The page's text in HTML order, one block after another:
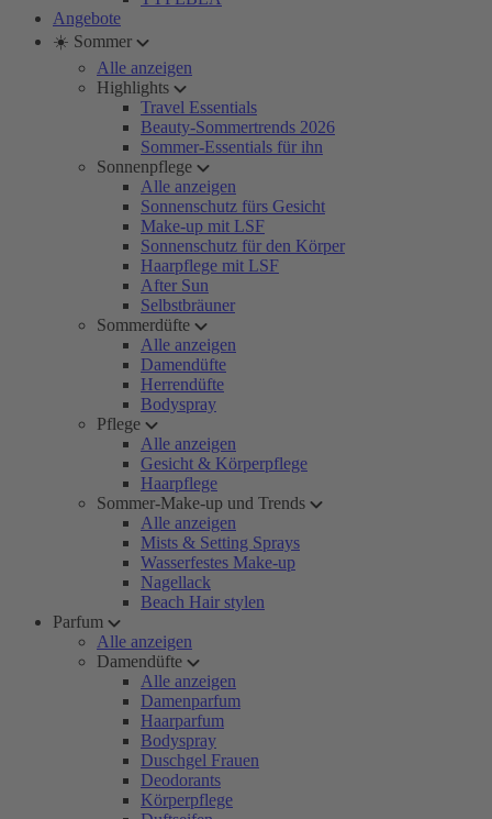
Angebote
☀️ Sommer
Alle anzeigen
Highlights
Travel Essentials
Beauty-Sommertrends 2026
Sommer-Essentials für ihn
Sonnenpflege
Alle anzeigen
Sonnenschutz fürs Gesicht
Make-up mit LSF
Sonnenschutz für den Körper
Haarpflege mit LSF
After Sun
Selbstbräuner
Sommerdüfte
Alle anzeigen
Damendüfte
Herrendüfte
Bodyspray
Pflege
Alle anzeigen
Gesicht & Körperpflege
Haarpflege
Sommer-Make-up und Trends
Alle anzeigen
Mists & Setting Sprays
Wasserfestes Make-up
Nagellack
Beach Hair stylen
Parfum
Alle anzeigen
Damendüfte
Alle anzeigen
Damenparfum
Haarparfum
Bodyspray
Duschgel Frauen
Deodorants
Körperpflege